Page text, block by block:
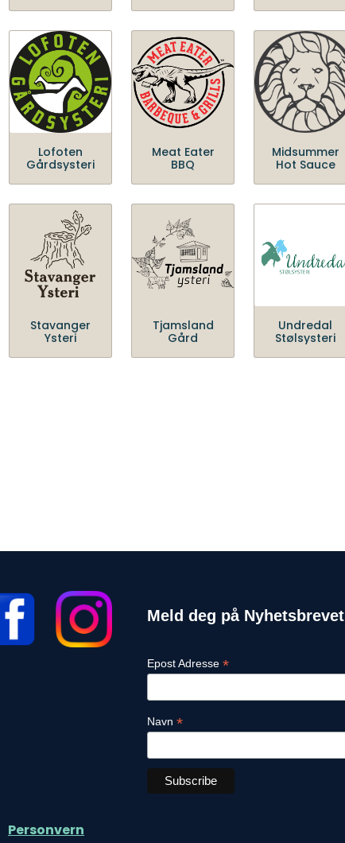
Lofoten
Gårdsysteri
Meat Eater
BBQ
Midsummer
Hot Sauce
Stavanger
Ysteri
Tjamsland
Gård
Undredal
Stølsysteri
Meld deg på Nyhetsbrevet
Epost Adresse *
Navn *
Personvern